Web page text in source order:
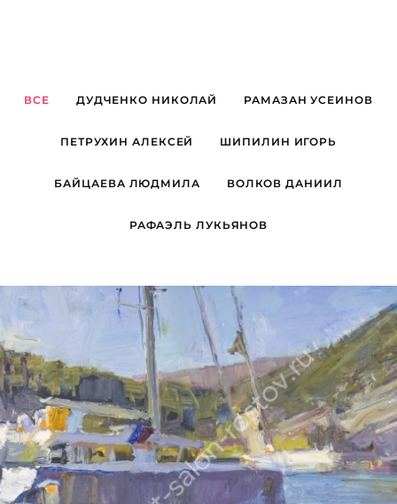
ВСЕ ДУДЧЕНКО НИКОЛАЙ РАМАЗАН УСЕИНОВ
ПЕТРУХИН АЛЕКСЕЙ ШИПИЛИН ИГОРЬ
БАЙЦАЕВА ЛЮДМИЛА ВОЛКОВ ДАНИИЛ
РАФАЭЛЬ ЛУКЬЯНОВ
ПЕТРУХИН АЛЕКСЕЙ